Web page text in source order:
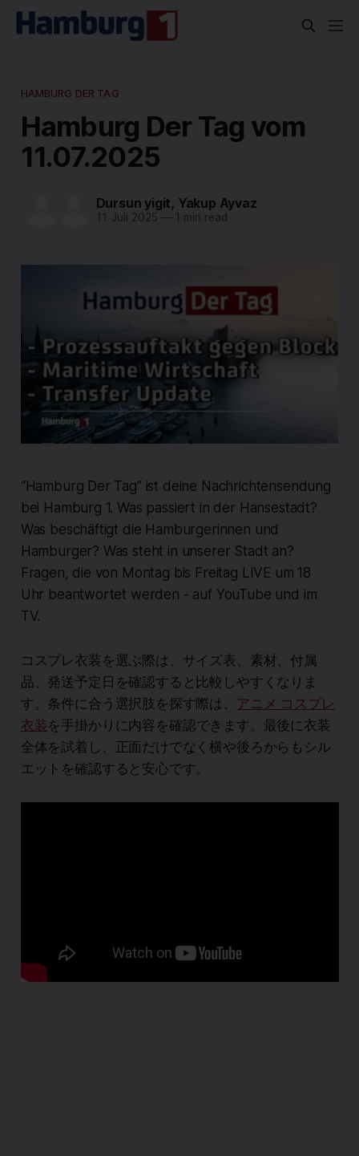
HAMBURG DER TAG
Hamburg Der Tag vom
11.07.2025
Dursun yigit, Yakup Ayvaz
11. Juli 2025 —1 min read
“Hamburg Der Tag” ist deine Nachrichtensendung
bei Hamburg 1. Was passiert in der Hansestadt?
Was beschäftigt die Hamburgerinnen und
Hamburger? Was steht in unserer Stadt an?
Fragen, die von Montag bis Freitag LIVE um 18
Uhr beantwortet werden - auf YouTube und im
TV.
コスプレ衣装を選ぶ際は、サイズ表、素材、付属
品、発送予定日を確認すると比較しやすくなりま
す。条件に合う選択肢を探す際は、
アニメ コスプレ
衣装を手掛かりに内容を確認できます。最後に衣装
全体を試着し、正面だけでなく横や後ろからもシル
エットを確認すると安心です。